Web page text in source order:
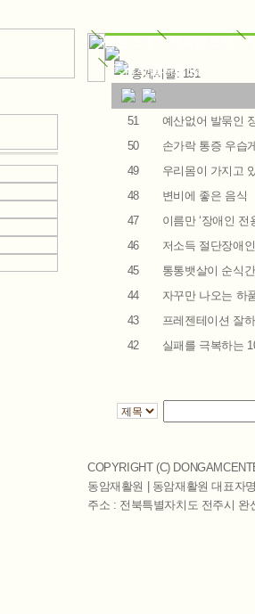
법인소개
동암자활자립장
총게시물: 151
51
예산없어 발묶인
50
손가락 통증 우습
49
우리몸이 가지고
48
변비에 좋은 음식
47
이름만 ‘장애인 전
46
저소득 절단장애
45
통통뱃살이 순식
44
자꾸만 나오는 하
43
프레젠테이션 잘
42
실패를 극복하는
COPYRIGHT (C)
동암재활원 | 동암재활원 대표자
주소 : 전북특별자치도 전주시 완